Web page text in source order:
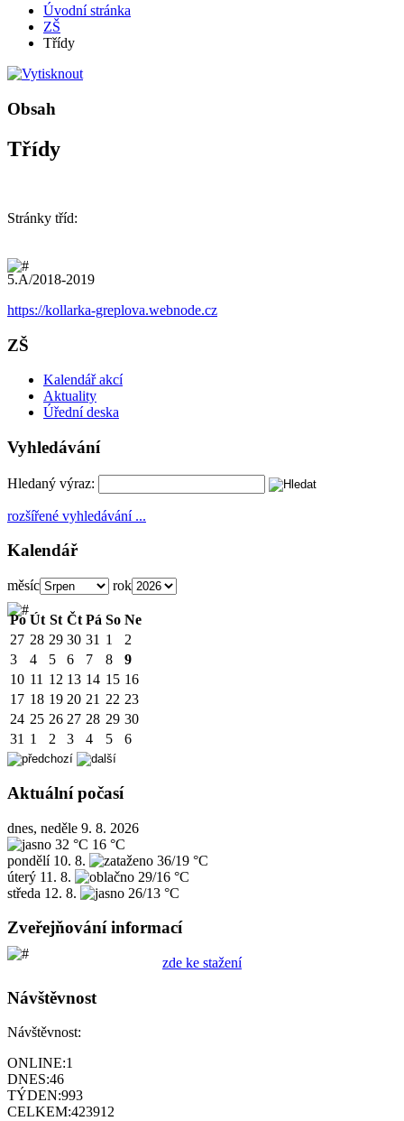
Úvodní stránka
ZŠ
Třídy
Obsah
Třídy
Stránky tříd:
5.A/2018-2019
https://kollarka-greplova.webnode.cz
ZŠ
Kalendář akcí
Aktuality
Úřední deska
Vyhledávání
Hledaný výraz:
rozšířené vyhledávání ...
Kalendář
měsíc rok
Po Út St Čt Pá So Ne
27 28 29 30 31 1
2
3
4 5 6 7 8
9
10 11 12 13 14 15 16
17 18 19 20 21 22 23
24 25 26 27 28 29 30
31 1 2 3 4 5 6
Aktuální počasí
dnes, neděle 9. 8. 2026
32 °C 16 °C
pondělí 10. 8.
36/19 °C
úterý 11. 8.
29/16 °C
středa 12. 8. 26/13 °C
Zveřejňování informací
zde ke stažení
Návštěvnost
Návštěvnost:
ONLINE:1
DNES:46
TÝDEN:993
CELKEM:423912